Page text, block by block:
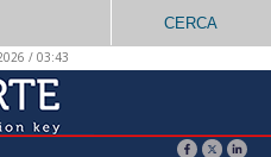
CERCA
/ 03:43